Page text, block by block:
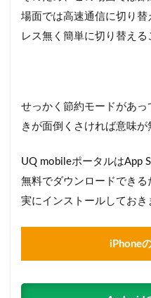
場面では高速通信に切り
レス無く簡単に切り替える
せっかく節約モードがあ
きが面倒くさければ意味が
UQ mobileポータルはApp
無料でダウンロードでき
実にインストールしておき
iPhone